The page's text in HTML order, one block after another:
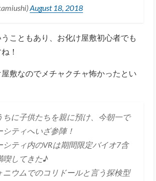
August 18, 2018
こともあり、お化け屋敷初心者でも
！
敷なのでメチャクチャ怖かったとい
ちに子供たちを親に預け、今朝一で
シティへいざ参陣！
シティ内のVRは期間限定バイオ7含
喫してきた♪
ニウムでのコリドールと言う探検型